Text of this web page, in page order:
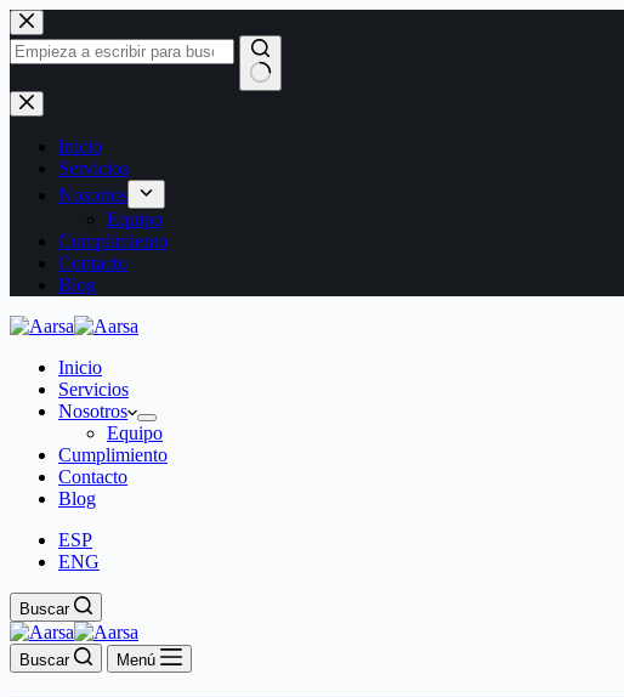
Inicio
Servicios
Nosotros
Equipo
Cumplimiento
Contacto
Blog
Inicio
Servicios
Nosotros
Equipo
Cumplimiento
Contacto
Blog
ESP
ENG
Buscar
Buscar Menú